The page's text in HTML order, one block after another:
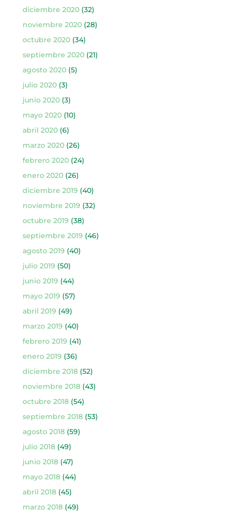
diciembre 2020(32)
noviembre 2020(28)
octubre 2020(34)
septiembre 2020(21)
agosto 2020(5)
julio 2020(3)
junio 2020(3)
mayo 2020(10)
abril 2020(6)
marzo 2020(26)
febrero 2020(24)
enero 2020(26)
diciembre 2019 (40)
noviembre 2019 (32)
octubre 2019 (38)
septiembre 2019 (46)
agosto 2019 (40)
julio 2019 (50)
junio 2019 (44)
mayo 2019 (57)
abril 2019 (49)
marzo 2019 (40)
febrero 2019 (41)
enero 2019 (36)
diciembre 2018(52)
noviembre 2018(43)
octubre 2018(54)
septiembre 2018(53)
agosto 2018(59)
julio 2018(49)
junio 2018(47)
mayo 2018(44)
abril 2018(45)
marzo 2018(49)